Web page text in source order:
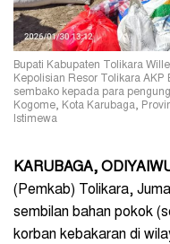
Bupati Kabupaten Tolikara
Kepolisian Resor Tolikara
sembako kepada para
Kogome, Kota Karubaga,
Istimewa
KARUBAGA,
(Pemkab) Tolikara,
sembilan bahan pokok
korban kebakaran di